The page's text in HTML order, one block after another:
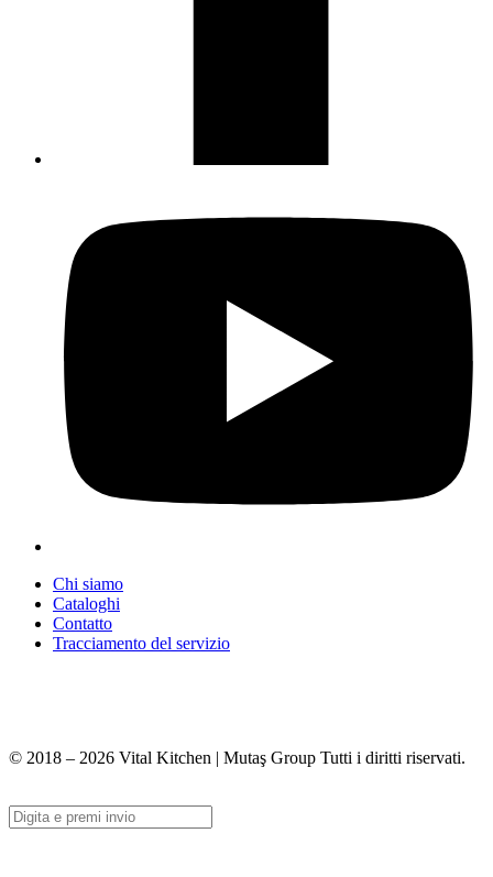
Chi siamo
Cataloghi
Contatto
Tracciamento del servizio
© 2018 – 2026 Vital Kitchen | Mutaş Group Tutti i diritti riservati.